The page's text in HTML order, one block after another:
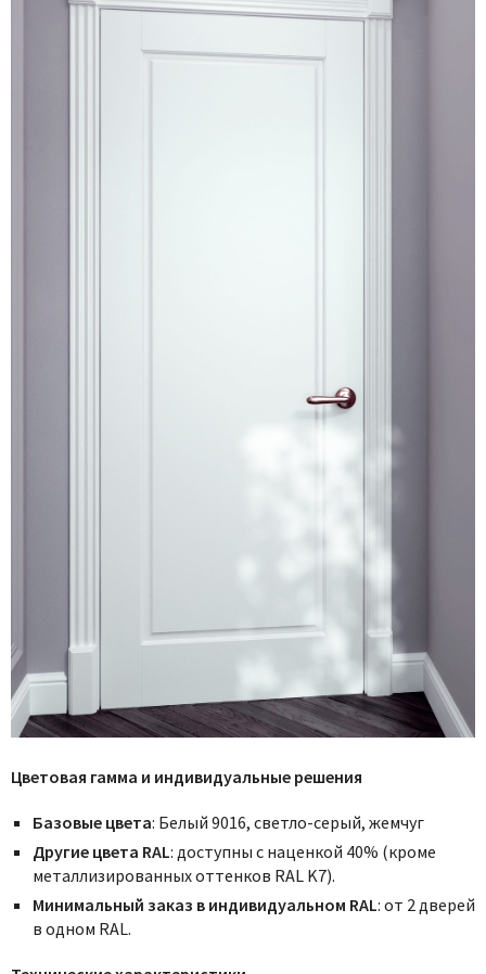
Цветовая гамма и индивидуальные решения
Базовые цвета: Белый 9016, светло-серый, жемчуг
Другие цвета RAL: доступны с наценкой 40% (кроме
металлизированных оттенков RAL K7).
Минимальный заказ в индивидуальном RAL: от 2 дверей
в одном RAL.